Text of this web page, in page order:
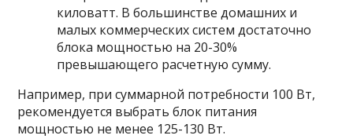
киловатт. В большинстве домашних и
малых коммерческих систем достаточно
блока мощностью на 20-30%
превышающего расчетную сумму.
Например, при суммарной потребности 100 Вт,
рекомендуется выбрать блок питания
мощностью не менее 125-130 Вт.